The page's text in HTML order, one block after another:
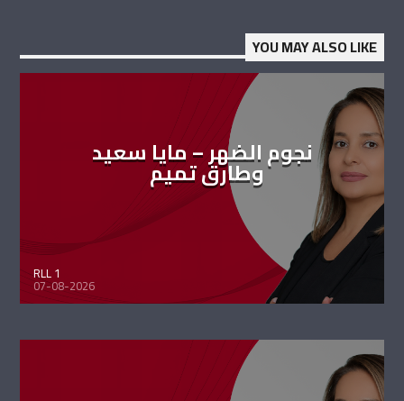
YOU MAY ALSO LIKE
نجوم الضهر – مايا سعيد
وطارق تميم
RLL 1
07-08-2026